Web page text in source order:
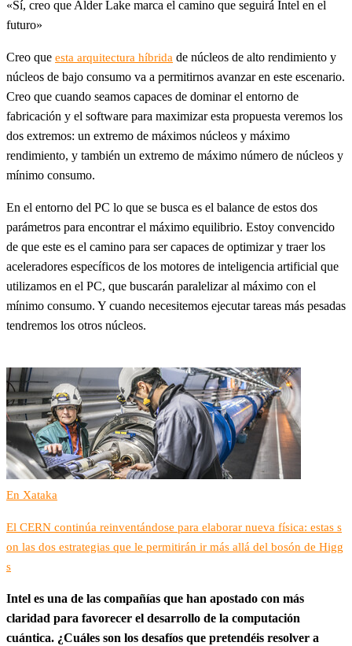
«Sí, creo que Alder Lake marca el camino que seguirá Intel en el
futuro»
Creo que esta arquitectura híbrida de núcleos de alto rendimiento y
núcleos de bajo consumo va a permitirnos avanzar en este escenario.
Creo que cuando seamos capaces de dominar el entorno de
fabricación y el software para maximizar esta propuesta veremos los
dos extremos: un extremo de máximos núcleos y máximo
rendimiento, y también un extremo de máximo número de núcleos y
mínimo consumo.
En el entorno del PC lo que se busca es el balance de estos dos
parámetros para encontrar el máximo equilibrio. Estoy convencido
de que este es el camino para ser capaces de optimizar y traer los
aceleradores específicos de los motores de inteligencia artificial que
utilizamos en el PC, que buscarán paralelizar al máximo con el
mínimo consumo. Y cuando necesitemos ejecutar tareas más pesadas
tendremos los otros núcleos.
En Xataka
El CERN continúa reinventándose para elaborar nueva física: estas s
on las dos estrategias que le permitirán ir más allá del bosón de Higg
s
Intel es una de las compañías que han apostado con más
claridad para favorecer el desarrollo de la computación
cuántica. ¿Cuáles son los desafíos que pretendéis resolver a